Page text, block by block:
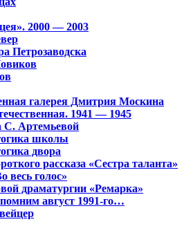
2000 — 2003
Петрозаводска
галерея Дмитрия Москина
1941 — 1945
С. Артемьевой
школы
двора
рассказа «Сестра таланта»
весь голос»
драматургии «Ремарка»
август 1991-го…